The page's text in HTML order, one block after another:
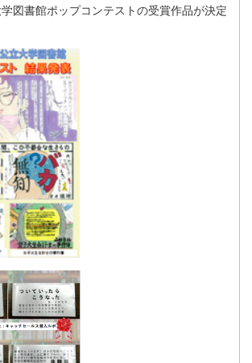
図書館ポップコンテストの受賞作品が決定